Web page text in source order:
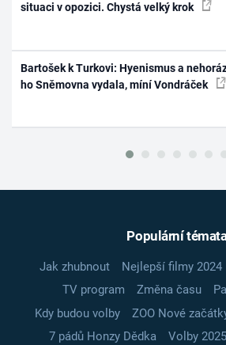
situaci v opozici. Chystá velký krok
Bartošek k Turkovi: Hyenismus a
ho Sněmovna vydala, míní Vondráček
Populární
Jak zhubnout Nejlepší filmy 2024
TV program
Změna času
Kdy budou volby
ZOO Nové
7 pádů Honzy Dědka
Volby 2025